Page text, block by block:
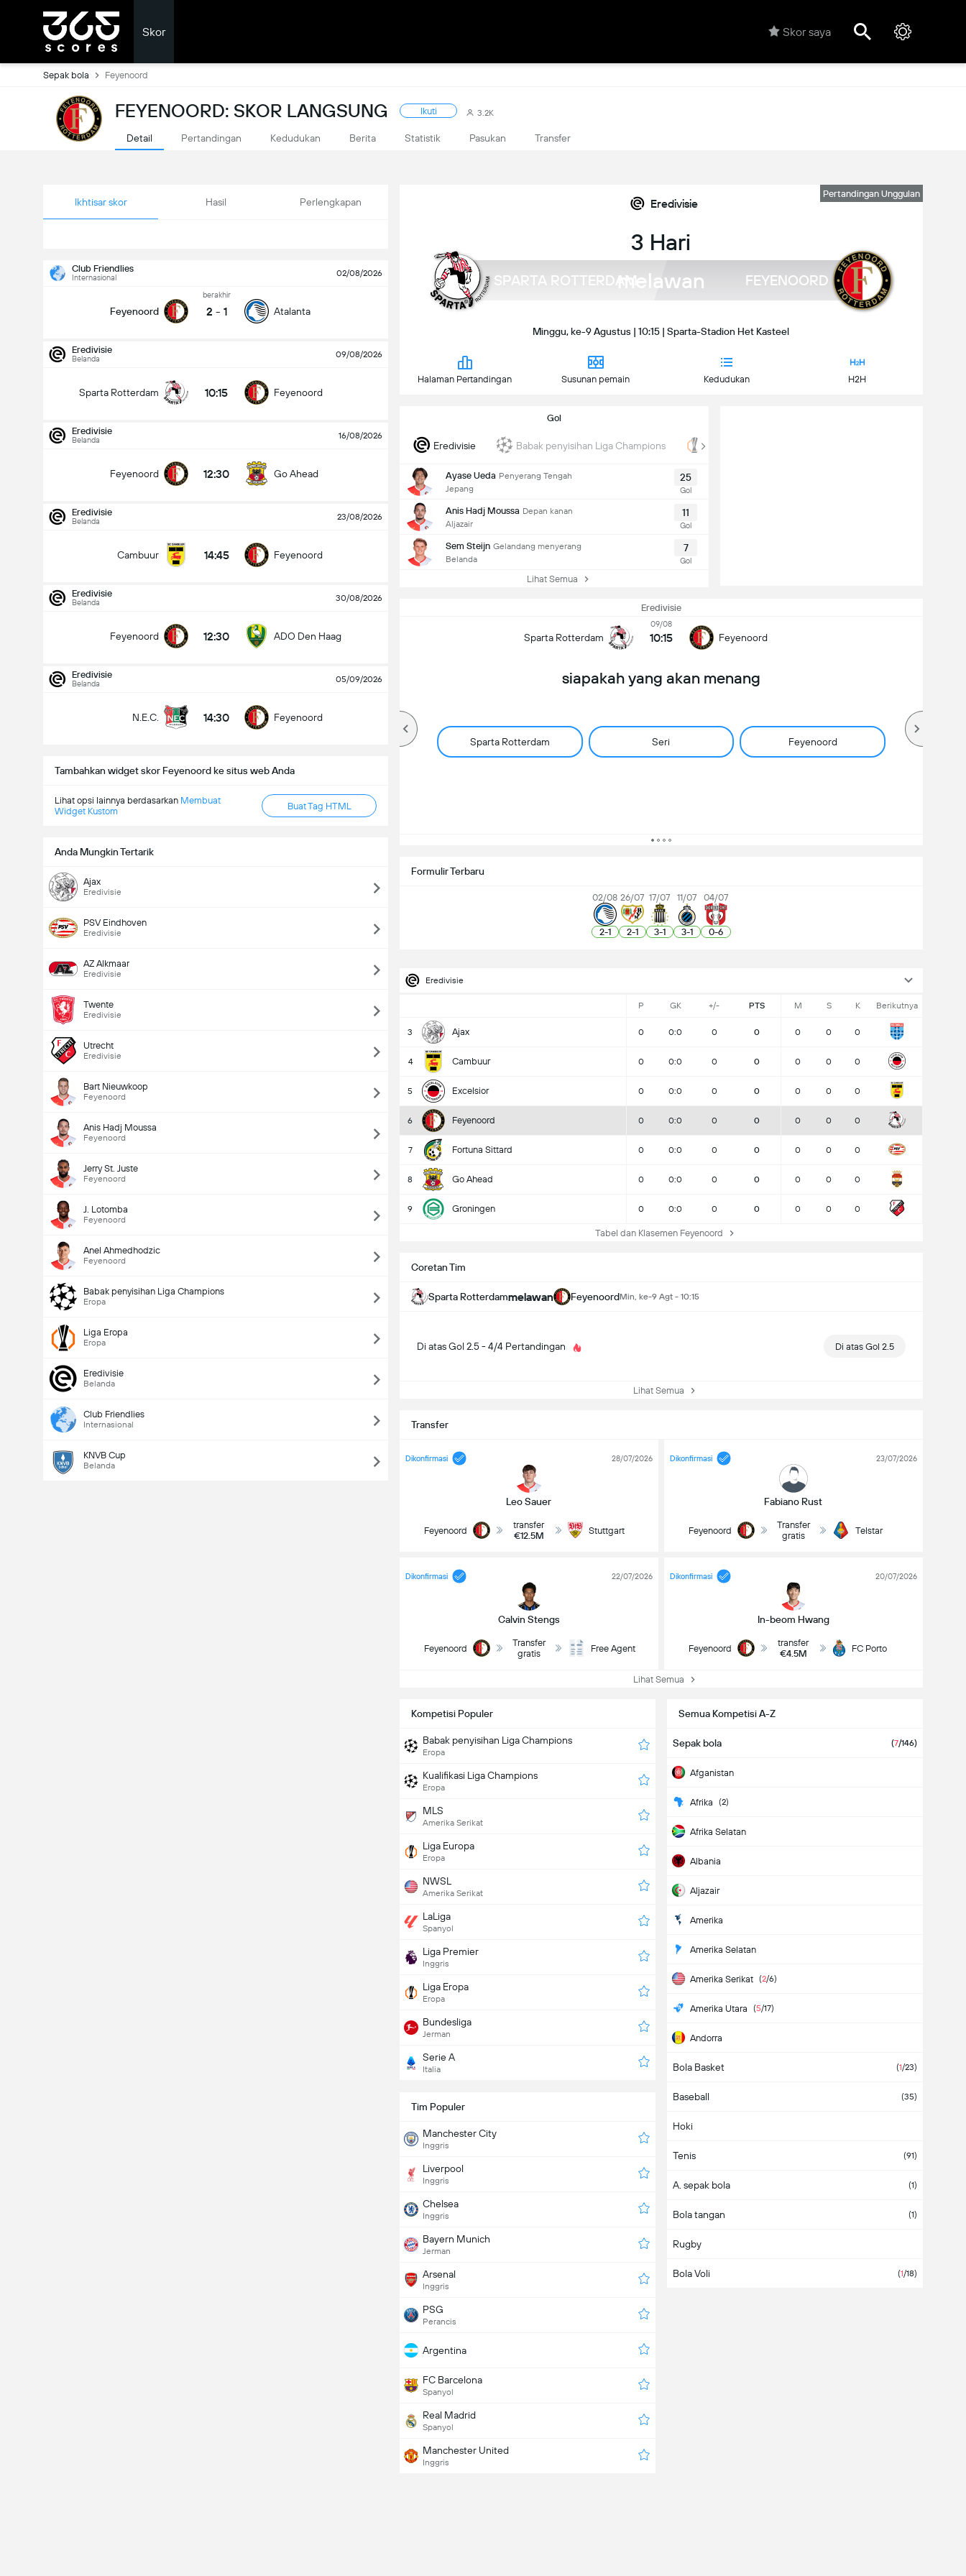
Skor Skor saya
Sepak bola Feyenoord
FEYENOORD: SKOR LANGSUNG Ikuti 3.2K
Detail Pertandingan Kedudukan Berita Statistik Pasukan Transfer
Ikhtisar skor Hasil Perlengkapan
Club Friendlies
Internasional 02/08/2026
Feyenoord
berakhir
2 - 1 Atalanta
Eredivisie
Belanda 09/08/2026
Sparta Rotterdam 10:15 Feyenoord
Eredivisie
Belanda 16/08/2026
Feyenoord 12:30 Go Ahead
Eredivisie
Belanda 23/08/2026
Cambuur 14:45 Feyenoord
Eredivisie
Belanda 30/08/2026
Feyenoord 12:30 ADO Den Haag
Eredivisie
Belanda 05/09/2026
N.E.C. 14:30 Feyenoord
Tambahkan widget skor Feyenoord ke situs web Anda
Lihat opsi lainnya berdasarkan Membuat
Widget Kustom
Buat Tag HTML
Anda Mungkin Tertarik
Ajax
Eredivisie
PSV Eindhoven
Eredivisie
AZ Alkmaar
Eredivisie
Twente
Eredivisie
Utrecht
Eredivisie
Bart Nieuwkoop
Feyenoord
Anis Hadj Moussa
Feyenoord
Jerry St. Juste
Feyenoord
J. Lotomba
Feyenoord
Anel Ahmedhodzic
Feyenoord
Babak penyisihan Liga Champions
Eropa
Liga Eropa
Eropa
Eredivisie
Belanda
Club Friendlies
Internasional
KNVB Cup
Belanda
Pertandingan Unggulan
Eredivisie
3 Hari
SPARTA ROTTERDAMmelawan FEYENOORD
Minggu, ke-9 Agustus | 10:15 | Sparta-Stadion Het Kasteel
Halaman Pertandingan Susunan pemain Kedudukan H2H
Gol
Eredivisie Babak penyisihan Liga Champions
Ayase Ueda Penyerang Tengah
Jepang
25
Gol
Anis Hadj Moussa Depan kanan
Aljazair
11
Gol
Sem Steijn Gelandang menyerang
Belanda
7
Gol
Lihat Semua
Eredivisie
Sparta Rotterdam
09/08
10:15 Feyenoord
siapakah yang akan menang
Sparta Rotterdam Seri Feyenoord
12:30 Go Ahead
total gol dalam permainan (2.5)
Formulir Terbaru
02/08
2-1
26/07
2-1
17/07
3-1
11/07
3-1
04/07
0-6
Eredivisie
P GK +/- PTS M S K Berikutnya
3 Ajax 0 0:0 0 0 0 0 0
4 Cambuur 0 0:0 0 0 0 0 0
5 Excelsior 0 0:0 0 0 0 0 0
6 Feyenoord 0 0:0 0 0 0 0 0
7 Fortuna Sittard 0 0:0 0 0 0 0 0
8 Go Ahead 0 0:0 0 0 0 0 0
9 Groningen 0 0:0 0 0 0 0 0
Tabel dan Klasemen Feyenoord
Coretan Tim
Sparta Rotterdammelawan FeyenoordMin, ke-9 Agt - 10:15
Di atas Gol 2.5 - 4/4 Pertandingan Di atas Gol 2.5
Lihat Semua
Transfer
Dikonfirmasi
Leo Sauer
28/07/2026
Feyenoord
transfer
€12.5M
Stuttgart
Dikonfirmasi
Fabiano Rust
23/07/2026
Feyenoord
Transfer
gratis
Telstar
Dikonfirmasi
Calvin Stengs
22/07/2026
Feyenoord
Transfer
gratis
Free Agent
Dikonfirmasi
In-beom Hwang
20/07/2026
Feyenoord
transfer
€4.5M
FC Porto
Lihat Semua
Kompetisi Populer
Babak penyisihan Liga Champions
Eropa
Kualifikasi Liga Champions
Eropa
MLS
Amerika Serikat
Liga Europa
Eropa
NWSL
Amerika Serikat
LaLiga
Spanyol
Liga Premier
Inggris
Liga Eropa
Eropa
Bundesliga
Jerman
Serie A
Italia
Semua Kompetisi A-Z
Sepak bola (7/146)
Afganistan
Afrika (2)
Afrika Selatan
Albania
Aljazair
Amerika
Amerika Selatan
Amerika Serikat (2/6)
Amerika Utara (5/17)
Andorra
Angola
Antigua & Barbuda
Arab Saudi
Argentina
Armenia
Aruba
Asia
Australia
Bola Basket (1/23)
Baseball (35)
Hoki
Tenis (91)
A. sepak bola (1)
Bola tangan (1)
Rugby
Bola Voli (1/18)
Tim Populer
Manchester City
Inggris
Liverpool
Inggris
Chelsea
Inggris
Bayern Munich
Jerman
Arsenal
Inggris
PSG
Perancis
Argentina
FC Barcelona
Spanyol
Real Madrid
Spanyol
Manchester United
Inggris